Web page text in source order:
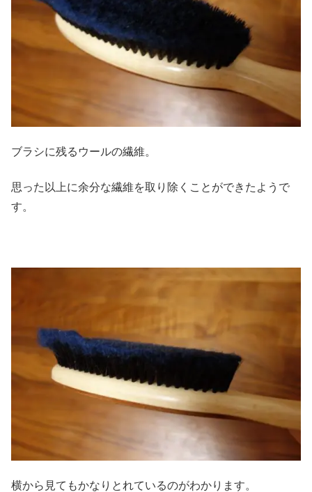
ブラシに残るウールの繊維。
思った以上に余分な繊維を取り除くことができたようで
す。
横から見てもかなりとれているのがわかります。